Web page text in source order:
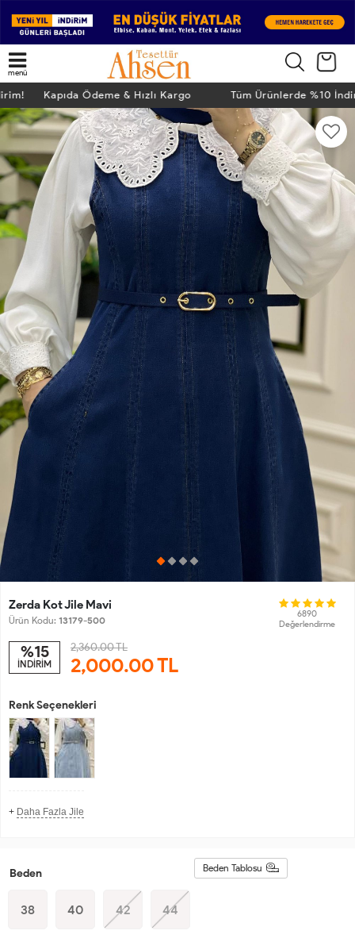
menü
Kapıda Ödeme & Hızlı Kargo Tüm Ürünlerde %10
Zerda Kot Jile Mavi
Ürün Kodu: 13179-500
6890
Değerlendirme
%15
İNDİRİM
2,360.00 TL
2,000.00TL
Renk Seçenekleri
+ Daha Fazla Jile
Beden Tablosu
Beden
38 40 42 44